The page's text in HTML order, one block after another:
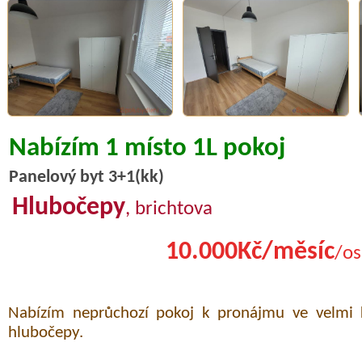
Nabízím 1 místo 1L pokoj
Panelový byt 3+1(kk)
Hlubočepy, brichtova
10.000Kč/měsíc/
Nabízím neprůchozí pokoj k pronájmu ve
hlubočepy.